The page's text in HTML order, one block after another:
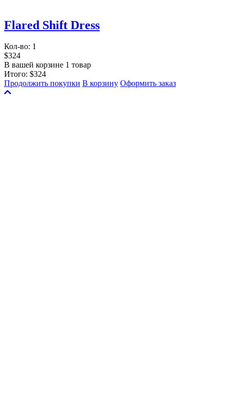
Flared Shift Dress
Кол-во: 1
$324
В вашей корзине 1 товар
Итого: $324
Продолжить покупки В корзину Оформить заказ